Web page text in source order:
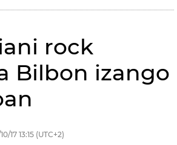
rock
Bilbon izango
17 13:15 (UTC+2)